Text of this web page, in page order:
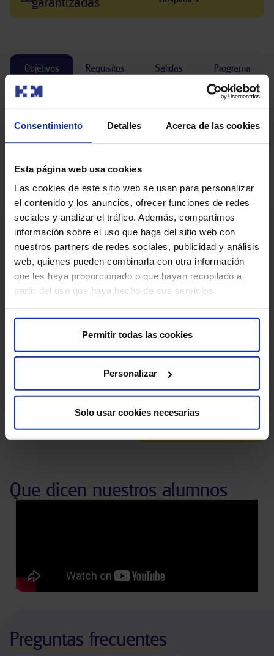
Consentimiento Detalles Acerca de las cookies
Esta página web usa cookies
Las cookies de este sitio web se usan para personalizar
el contenido y los anuncios, ofrecer funciones de redes
sociales y analizar el tráfico. Además, compartimos
información sobre el uso que haga del sitio web con
nuestros partners de redes sociales, publicidad y análisis
web, quienes pueden combinarla con otra información
que les haya proporcionado o que hayan recopilado a
partir del uso que haya hecho de sus servicios.
Permitir todas las cookies
Personalizar
Solo usar cookies necesarias
Objetivos Requisitos Salidas Programa
Los objetivos generales de este ciclo formativo serán el
aprendizaje de las actividades preventivas y técnico-asistenciales
que incluye n, la exploración, la evaluación, la promoción y la
realización de técnicas odontológicas en colaboración con el
seguridad y optimización de recursos.
+6000
Formación Profesional
+10 años
Prácticas garantizadas en HM
100%
Prioridad de
contratación
Bolsa propia de empleo
Que dicen nuestros alumnos
Preguntas frecuentes